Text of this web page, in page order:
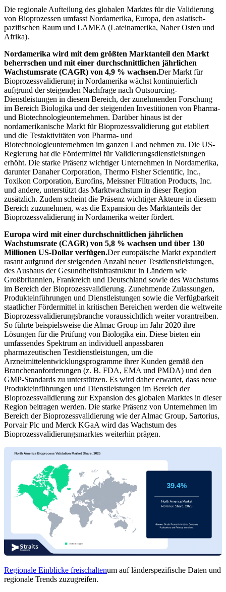
Die regionale Aufteilung des globalen Marktes für die Validierung
von Bioprozessen umfasst Nordamerika, Europa, den asiatisch-
pazifischen Raum und LAMEA (Lateinamerika, Naher Osten und
Afrika).
Nordamerika wird mit dem größten Marktanteil den Markt
beherrschen und mit einer durchschnittlichen jährlichen
Wachstumsrate (CAGR) von 4,9 % wachsen.Der Markt für
Bioprozessvalidierung in Nordamerika wächst kontinuierlich
aufgrund der steigenden Nachfrage nach Outsourcing-
Dienstleistungen in diesem Bereich, der zunehmenden Forschung
im Bereich Biologika und der steigenden Investitionen von Pharma-
und Biotechnologieunternehmen. Darüber hinaus ist der
nordamerikanische Markt für Bioprozessvalidierung gut etabliert
und die Testaktivitäten von Pharma- und
Biotechnologieunternehmen im ganzen Land nehmen zu. Die US-
Regierung hat die Fördermittel für Validierungsdienstleistungen
erhöht. Die starke Präsenz wichtiger Unternehmen in Nordamerika,
darunter Danaher Corporation, Thermo Fisher Scientific, Inc.,
Toxikon Corporation, Eurofins, Meissner Filtration Products, Inc.
und andere, unterstützt das Marktwachstum in dieser Region
zusätzlich. Zudem scheint die Präsenz wichtiger Akteure in diesem
Bereich zuzunehmen, was die Expansion des Marktanteils der
Bioprozessvalidierung in Nordamerika weiter fördert.
Europa wird mit einer durchschnittlichen jährlichen
Wachstumsrate (CAGR) von 5,8 % wachsen und über 130
Millionen US-Dollar verfügen.Der europäische Markt expandiert
rasant aufgrund der steigenden Anzahl neuer Testdienstleistungen,
des Ausbaus der Gesundheitsinfrastruktur in Ländern wie
Großbritannien, Frankreich und Deutschland sowie des Wachstums
im Bereich der Bioprozessvalidierung. Zunehmende Zulassungen,
Produkteinführungen und Dienstleistungen sowie die Verfügbarkeit
staatlicher Fördermittel in kritischen Bereichen werden die weltweite
Bioprozessvalidierungsbranche voraussichtlich weiter vorantreiben.
So führte beispielsweise die Almac Group im Jahr 2020 ihre
Lösungen für die Prüfung von Biologika ein. Diese bieten ein
umfassendes Spektrum an individuell anpassbaren
pharmazeutischen Testdienstleistungen, um die
Arzneimittelentwicklungsprogramme ihrer Kunden gemäß den
Branchenanforderungen (z. B. FDA, EMA und PMDA) und den
GMP-Standards zu unterstützen. Es wird daher erwartet, dass neue
Produkteinführungen und Dienstleistungen im Bereich der
Bioprozessvalidierung zur Expansion des globalen Marktes in dieser
Region beitragen werden. Die starke Präsenz von Unternehmen im
Bereich der Bioprozessvalidierung wie der Almac Group, Sartorius,
Porvair Plc und Merck KGaA wird das Wachstum des
Bioprozessvalidierungsmarktes weiterhin prägen.
Regionale Einblicke freischaltenum auf länderspezifische Daten und
regionale Trends zuzugreifen.